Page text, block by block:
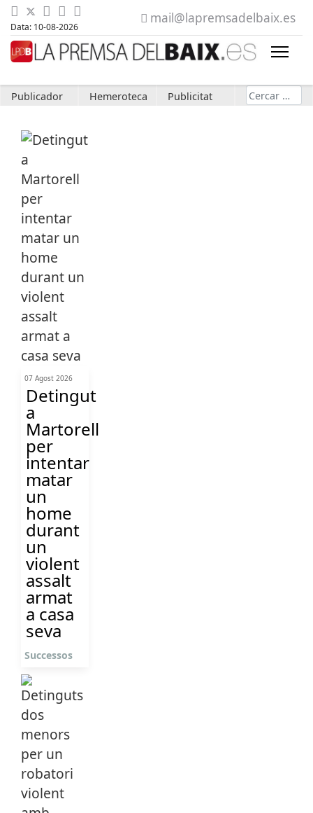
Data: 10-08-2026
mail@lapremsadelbaix.es
Publicador Hemeroteca Publicitat Cerca
07 Agost 2026
Detingut
a
Martorell
per
intentar
matar
un
home
durant
un
violent
assalt
armat
a casa
seva
Successos